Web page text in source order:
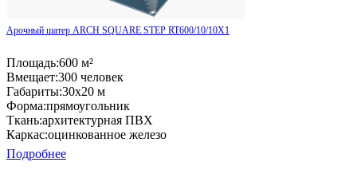
Арочный шатер ARCH SQUARE STEP RT600/10/10X1
Площадь:600 м²
Вмещает:300 человек
Габариты:30x20 м
Форма:прямоугольник
Ткань:архитектурная ПВХ
Каркас:оцинкованное железо
Подробнее